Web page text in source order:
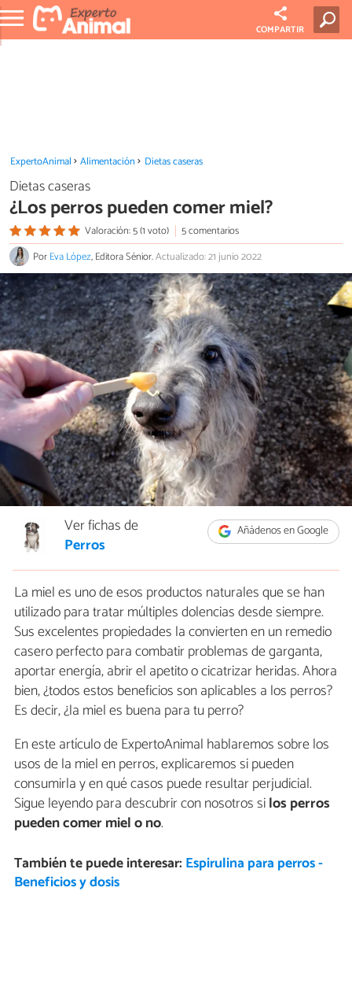
COMPARTIR
ExpertoAnimal Alimentación Dietas caseras
Dietas caseras
¿Los perros pueden comer miel?
Valoración: 5 (1 voto)
5 comentarios
PorEva López, Editora Sénior.Actualizado: 21 junio 2022
Añádenos en Google
Ver fichas de
Perros
La miel es uno de esos productos naturales que se han
utilizado para tratar múltiples dolencias desde siempre.
Sus excelentes propiedades la convierten en un remedio
casero perfecto para combatir problemas de garganta,
aportar energía, abrir el apetito o cicatrizar heridas. Ahora
bien, ¿todos estos beneficios son aplicables a los perros?
Es decir, ¿la miel es buena para tu perro?
En este artículo de ExpertoAnimal hablaremos sobre los
usos de la miel en perros, explicaremos si pueden
consumirla y en qué casos puede resultar perjudicial.
Sigue leyendo para descubrir con nosotros silos perros
pueden comer miel o no.
También te puede interesar: Espirulina para perros -
Beneficios y dosis